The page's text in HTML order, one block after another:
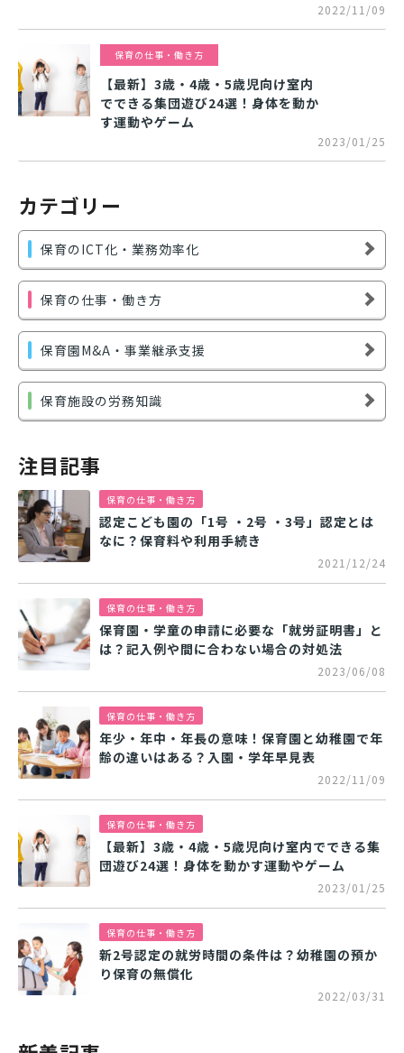
2022/11/09
保育の仕事・働き方
【最新】3歳・4歳・5歳児向け室内
でできる集団遊び24選！身体を動か
す運動やゲーム
2023/01/25
カテゴリー
保育のICT化・業務効率化
保育の仕事・働き方
保育園M&A・事業継承支援
保育施設の労務知識
注目記事
保育の仕事・働き方
認定こども園の「1号 ・2号 ・3号」認定とは
なに？保育料や利用手続き
2021/12/24
保育の仕事・働き方
保育園・学童の申請に必要な「就労証明書」と
は？記入例や間に合わない場合の対処法
2023/06/08
保育の仕事・働き方
年少・年中・年長の意味！保育園と幼稚園で年
齢の違いはある？入園・学年早見表
2022/11/09
保育の仕事・働き方
【最新】3歳・4歳・5歳児向け室内でできる集
団遊び24選！身体を動かす運動やゲーム
2023/01/25
保育の仕事・働き方
新2号認定の就労時間の条件は？幼稚園の預か
り保育の無償化
2022/03/31